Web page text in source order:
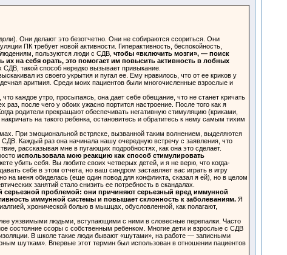
Они делают это безотчетно. Они не собираются ссориться. Они
ПК требует новой активности. Гиперактивность, беспокойность,
пользуются люди с СДВ, чтобы «включить мозги», — поиск
их на себя орать, это помогает им повысить активность в лобных
такой способ нередко вызывает привыкание.
из своего укрытия и пугал ее. Ему нравилось, что от ее криков у
аритмия. Среди моих пациентов были многочисленные взрослые и
каждое утро, просыпаясь, она дает себе обещание, что не станет кричать
после чего у обоих ужасно портится настроение. После того как я
родители прекращают обеспечивать негативную стимуляцию (криками,
на такого ребенка, остановитесь и обратитесь к нему самым тихим
При эмоциональной встряске, вызванной таким волнением, выделяются
Каждый раз она начинала нашу очередную встречу с заявления, что
рассказывая мне в пугающих подробностях, как она это сделает.
использовала мою реакцию как способ стимулировать
убить себя. Вы любите своих четверых детей, и я не верю, что когда-
себе в этом отчета, но ваш синдром заставляет вас играть в игру
на меня обиделась (еще один повод для конфликта, сказал я ей), но в целом
занятий стало снизить ее потребность в скандалах.
серьезной проблемой: они причиняют серьезный вред иммунной
иммунной системы и повышает склонность к заболеваниям. Я
хронической болью в мышцах, обусловленной, как полагают,
уязвимыми людьми, вступающими с ними в словесные перепалки. Часто
состояние ссоры с собственным ребенком. Многие дети и взрослые с СДВ
В школе такие люди бывают «шутами», на работе — записными
шуткам». Впервые этот термин был использован в отношении пациентов